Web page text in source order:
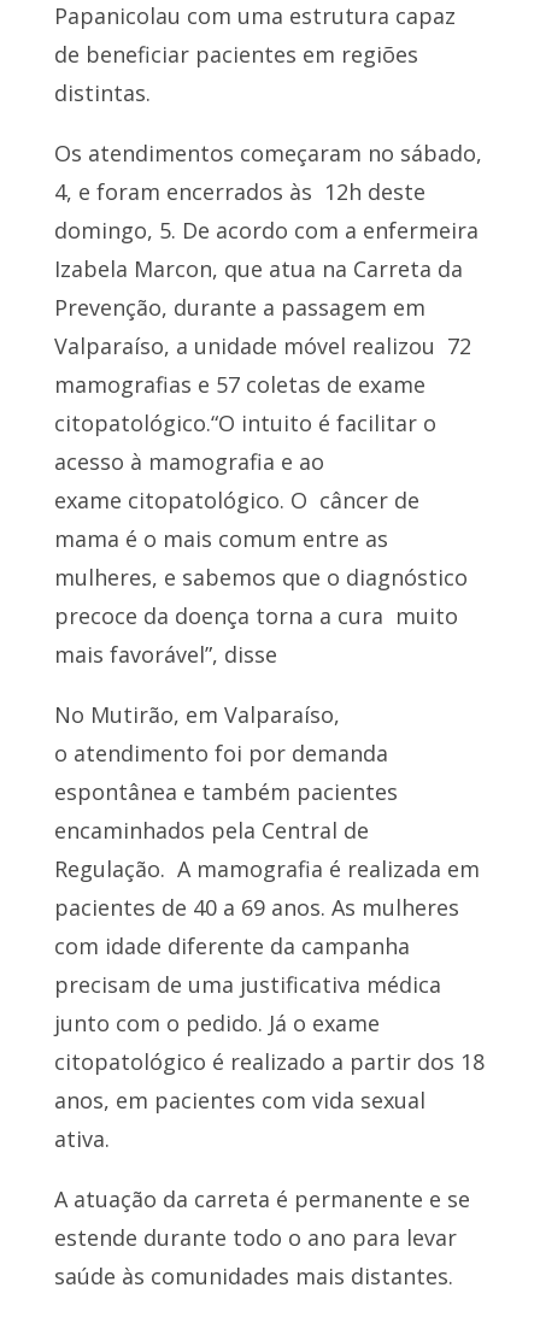
Papanicolau com uma estrutura capaz
de beneficiar pacientes em regiões
distintas.
Os atendimentos começaram no sábado,
4, e foram encerrados às 12h deste
domingo, 5. De acordo com a enfermeira
Izabela Marcon, que atua na Carreta da
Prevenção, durante a passagem em
Valparaíso, a unidade móvel realizou 72
mamografias e 57 coletas de exame
citopatológico.“O intuito é facilitar o
acesso à mamografia e ao
exame citopatológico. O câncer de
mama é o mais comum entre as
mulheres, e sabemos que o diagnóstico
precoce da doença torna a cura muito
mais favorável”, disse
No Mutirão, em Valparaíso,
o atendimento foi por demanda
espontânea e também pacientes
encaminhados pela Central de
Regulação. A mamografia é realizada em
pacientes de 40 a 69 anos. As mulheres
com idade diferente da campanha
precisam de uma justificativa médica
junto com o pedido. Já o exame
citopatológico é realizado a partir dos 18
anos, em pacientes com vida sexual
ativa.
A atuação da carreta é permanente e se
estende durante todo o ano para levar
saúde às comunidades mais distantes.